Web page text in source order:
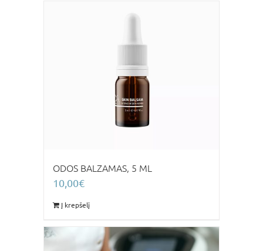
ODOS BALZAMAS, 5 ML
10,00€
Į krepšelį